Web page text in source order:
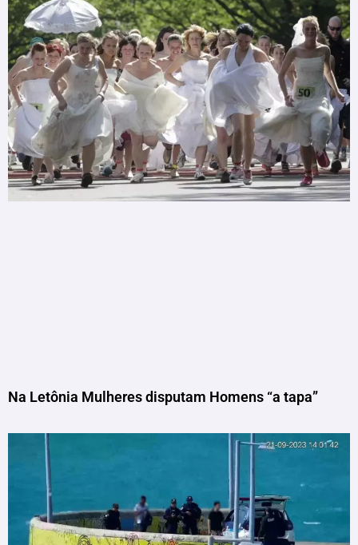
Na Letônia Mulheres disputam Homens “a tapa”